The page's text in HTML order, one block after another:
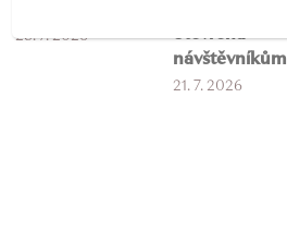
28. 7. 2026
návštěvníkům
21. 7. 2026